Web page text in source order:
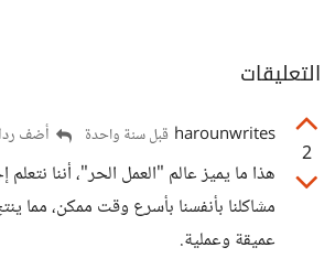
التعليقات
2
harounwrites قبل سنة واحدة أضف ردا
هذا ما يميز عالم "العمل الحر"، أننا
مشاكلنا بأنفسنا بأسرع وقت ممكن، مما
عميقة وعملية.